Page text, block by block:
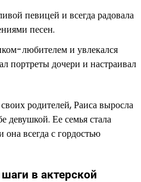
певицей и всегда радовала
песен.
любителем и увлекался
портреты дочери и настраивал
родителей, Раиса выросла
девушкой. Ее семья стала
всегда с гордостью
в актерской